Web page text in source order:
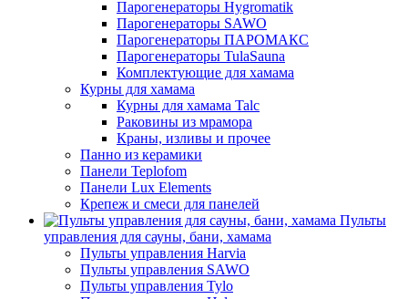
Парогенераторы Hygromatik
Парогенераторы SAWO
Парогенераторы ПАРОМАКС
Парогенераторы TulaSauna
Комплектующие для хамама
Курны для хамама
Курны для хамама Talc
Раковины из мрамора
Краны, изливы и прочее
Панно из керамики
Панели Teplofom
Панели Lux Elements
Крепеж и смеси для панелей
Пульты
управления для сауны, бани, хамама
Пульты управления Harvia
Пульты управления SAWO
Пульты управления Tylo